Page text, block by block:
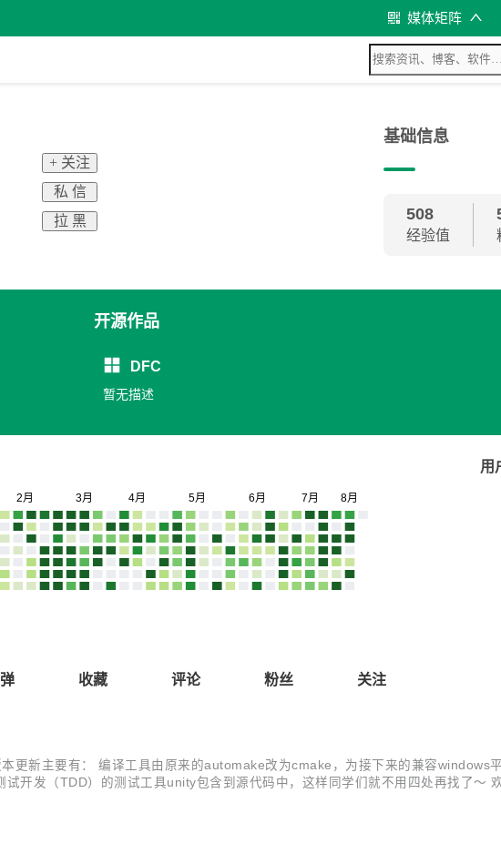
媒体矩阵
+ 关注
私 信
拉 黑
基础信息
508
经验值
开源作品
DFC
暂无描述
用
收藏 评论 粉丝 关注
更新主要有： 编译工具由原来的automake改为cmake，为接下来的兼容windows
开发（TDD）的测试工具unity包含到源代码中，这样同学们就不用四处再找了～